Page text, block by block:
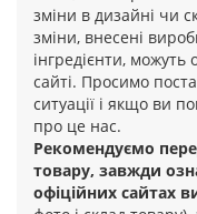
зміни в дизайні чи
зміни, внесені
інгредієнти,
сайті. Просимо
ситуації і якщо ви
про це нас.
Рекомендуємо
товару, завжди
офіційних сайтах